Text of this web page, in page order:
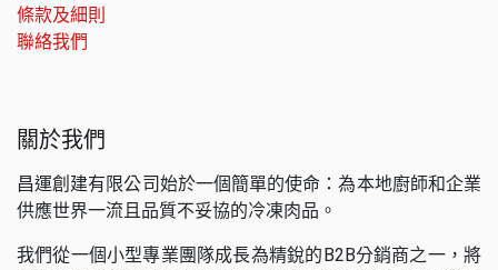
條款及細則
聯絡我們
關於我們
昌運創建有限公司始於一個簡單的使命：為本地廚師和企業
供應世界一流且品質不妥協的冷凍肉品。
我們從一個小型專業團隊成長為精銳的B2B分銷商之一，將